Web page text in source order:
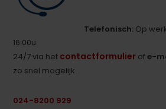
Telefonisch: Op
16:00u.
24/7 via het contactformulier ofe-
zo snel mogelijk.
024-8200 929